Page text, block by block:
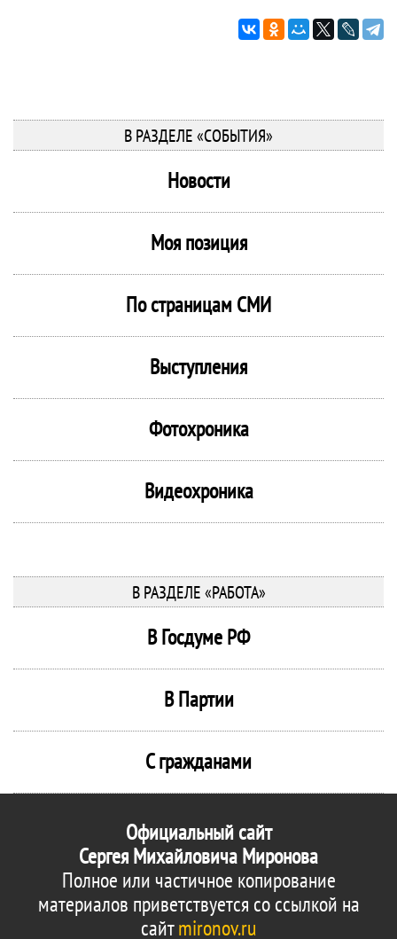
В РАЗДЕЛЕ «СОБЫТИЯ»
Новости
Моя позиция
По страницам СМИ
Выступления
Фотохроника
Видеохроника
В РАЗДЕЛЕ «РАБОТА»
В Госдуме РФ
В Партии
С гражданами
Официальный сайт
Сергея Михайловича Миронова
Полное или частичное копирование
материалов приветствуется со ссылкой на
сайтmironov.ru